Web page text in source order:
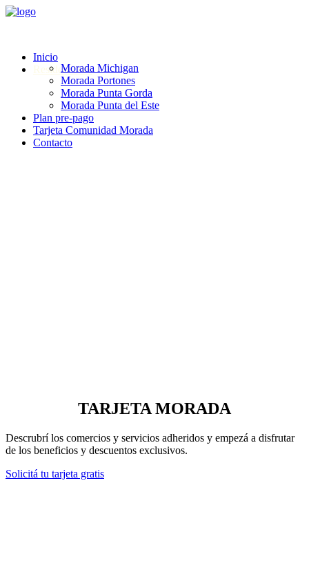
Inicio
Residenciales
Morada Michigan
Morada Portones
Morada Punta Gorda
Morada Punta del Este
Plan pre-pago
Tarjeta Comunidad Morada
Contacto
TARJETA MORADA
Descrubrí los comercios y servicios adheridos y empezá a disfrutar
de los beneficios y descuentos exclusivos.
Solicitá tu tarjeta gratis